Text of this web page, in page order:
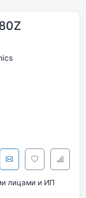
лицами и ИП